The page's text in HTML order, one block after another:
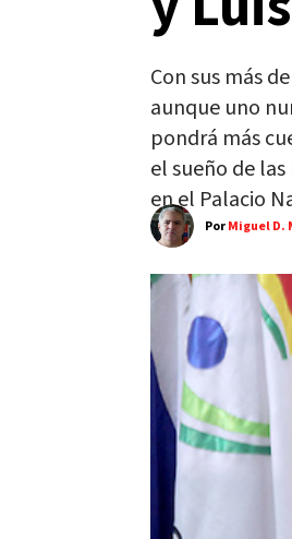
Con sus más
aunque uno
pondrá más
el sueño de
en el Palacio
PorMiguel D.